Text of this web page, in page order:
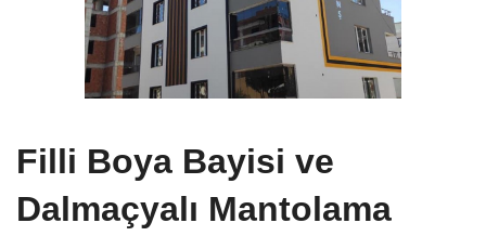
Filli Boya Bayisi ve
Dalmaçyalı Mantolama